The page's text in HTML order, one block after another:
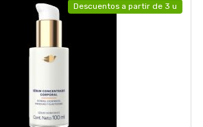
Descuentos a partir de 3 u